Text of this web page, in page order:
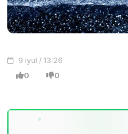
9 iyul / 13:26
0 0